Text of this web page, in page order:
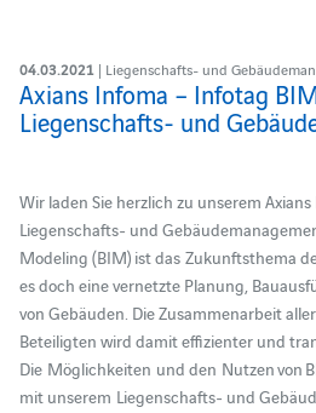
04.03.2021 | Liegenschafts- und
Axians Infoma – Infotag
Liegenschafts- und
Wir laden Sie herzlich zu unserem
Liegenschafts- und
Modeling (BIM) ist das Zukunftsthema
es doch eine vernetzte Planung,
von Gebäuden. Die Zusammenarbeit
Beteiligten wird damit effizienter und
Die Möglichkeiten und den Nutzen von
mit unserem Liegenschafts- und